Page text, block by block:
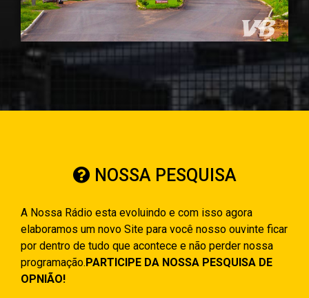
NOSSA PESQUISA
A Nossa Rádio esta evoluindo e com isso agora
elaboramos um novo Site para você nosso ouvinte ficar
por dentro de tudo que acontece e não perder nossa
programação. PARTICIPE DA NOSSA PESQUISA DE
OPNIÃO!